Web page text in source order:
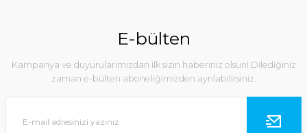
E-bülten
Kampanya ve duyurularımızdan ilk sizin haberiniz olsun! Dilediğiniz
zaman e-bülten aboneliğimizden ayrılabilirsiniz.